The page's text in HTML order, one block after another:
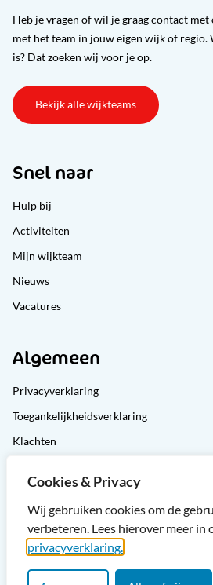
Cookies & Privacy
Wij gebruiken cookies om de
verbeteren. Lees hierover meer in
privacyverklaring.
Heb je vragen of wil je graag contact met
met het team in jouw eigen wijk of regio.
is? Dat zoeken wij voor je op.
Bekijk alle wijkteams
Snel naar
Hulp bij
Activiteiten
Mijn wijkteam
Nieuws
Vacatures
Algemeen
Privacyverklaring
Toegankelijkheidsverklaring
Klachten
Sitemap